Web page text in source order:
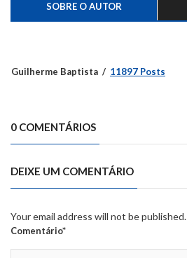
SOBRE O AUTOR
Guilherme Baptista 11897 Posts
0 COMENTÁRIOS
DEIXE UM COMENTÁRIO
Your email address will not be published.
Comentário*